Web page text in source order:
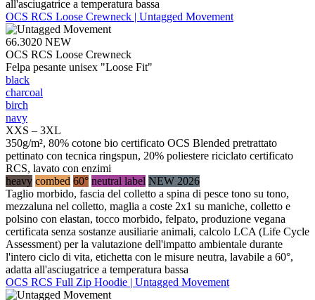
all'asciugatrice a temperatura bassa
OCS RCS Loose Crewneck | Untagged Movement
66.3020 NEW
OCS RCS Loose Crewneck
Felpa pesante unisex "Loose Fit"
black
charcoal
birch
navy
XXS – 3XL
350g/m², 80% cotone bio certificato OCS Blended pretrattato
pettinato con tecnica ringspun, 20% poliestere riciclato certificato
RCS, lavato con enzimi
heavy combed 60° neutral label NEW 2026
Taglio morbido, fascia del colletto a spina di pesce tono su tono,
mezzaluna nel colletto, maglia a coste 2x1 su maniche, colletto e
polsino con elastan, tocco morbido, felpato, produzione vegana
certificata senza sostanze ausiliarie animali, calcolo LCA (Life Cycle
Assessment) per la valutazione dell'impatto ambientale durante
l'intero ciclo di vita, etichetta con le misure neutra, lavabile a 60°,
adatta all'asciugatrice a temperatura bassa
OCS RCS Full Zip Hoodie | Untagged Movement